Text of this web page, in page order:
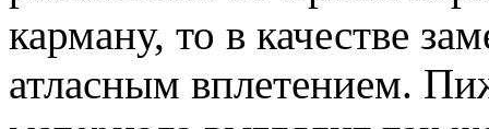
карману, то в качестве
атласным вплетением.